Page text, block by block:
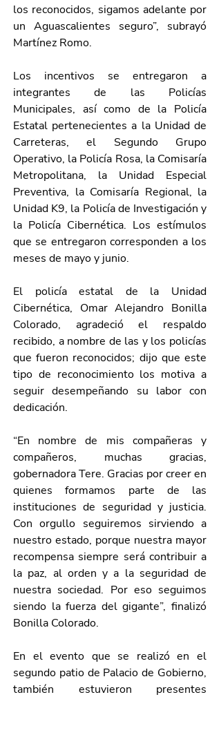
los reconocidos, sigamos adelante por
un Aguascalientes seguro”, subrayó
Martínez Romo.
Los incentivos se entregaron a
integrantes de las Policías
Municipales, así como de la Policía
Estatal pertenecientes a la Unidad de
Carreteras, el Segundo Grupo
Operativo, la Policía Rosa, la Comisaría
Metropolitana, la Unidad Especial
Preventiva, la Comisaría Regional, la
Unidad K9, la Policía de Investigación y
la Policía Cibernética. Los estímulos
que se entregaron corresponden a los
meses de mayo y junio.
El policía estatal de la Unidad
Cibernética, Omar Alejandro Bonilla
Colorado, agradeció el respaldo
recibido, a nombre de las y los policías
que fueron reconocidos; dijo que este
tipo de reconocimiento los motiva a
seguir desempeñando su labor con
dedicación.
“En nombre de mis compañeras y
compañeros, muchas gracias,
gobernadora Tere. Gracias por creer en
quienes formamos parte de las
instituciones de seguridad y justicia.
Con orgullo seguiremos sirviendo a
nuestro estado, porque nuestra mayor
recompensa siempre será contribuir a
la paz, al orden y a la seguridad de
nuestra sociedad. Por eso seguimos
siendo la fuerza del gigante”, finalizó
Bonilla Colorado.
En el evento que se realizó en el
segundo patio de Palacio de Gobierno,
también estuvieron presentes